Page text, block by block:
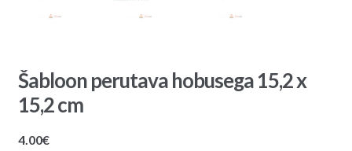
Šabloon perutava hobusega 15,2 x
15,2 cm
4.00€